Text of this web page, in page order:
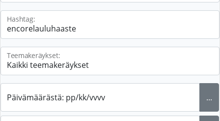
Hashtag:
Teemakeräykset:
Päivämäärästä: pp/kk/vvvv ...